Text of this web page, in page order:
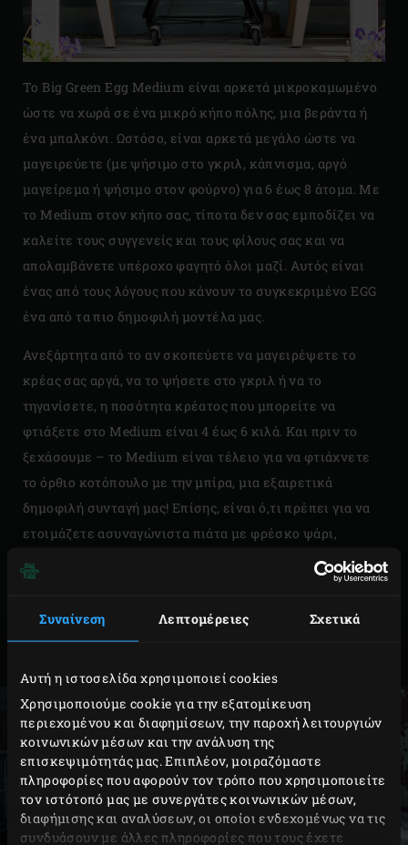
Συναίνεση Λεπτομέρειες Σχετικά
Αυτή η ιστοσελίδα χρησιμοποιεί cookies
Χρησιμοποιούμε cookie για την εξατομίκευση
περιεχομένου και διαφημίσεων, την παροχή λειτουργιών
κοινωνικών μέσων και την ανάλυση της
επισκεψιμότητάς μας. Επιπλέον, μοιραζόμαστε
πληροφορίες που αφορούν τον τρόπο που χρησιμοποιείτε
τον ιστότοπό μας με συνεργάτες κοινωνικών μέσων,
διαφήμισης και αναλύσεων, οι οποίοι ενδεχομένως να τις
συνδυάσουν με άλλες πληροφορίες που τους έχετε
Το Big Green Egg Medium είναι αρκετά μικροκαμωμένο
ώστε να χωρά σε ένα μικρό κήπο πόλης, μια βεράντα ή
ένα μπαλκόνι. Ωστόσο, είναι αρκετά μεγάλο ώστε να
μαγειρεύετε (με ψήσιμο στο γκριλ, κάπνισμα, αργό
μαγείρεμα ή ψήσιμο στον φούρνο) για 6 έως 8 άτομα. Με
το Medium στον κήπο σας, τίποτα δεν σας εμποδίζει να
καλείτε τους συγγενείς και τους φίλους σας και να
απολαμβάνετε υπέροχο φαγητό όλοι μαζί. Αυτός είναι
ένας από τους λόγους που κάνουν το συγκεκριμένο EGG
ένα από τα πιο δημοφιλή μοντέλα μας.
Ανεξάρτητα από το αν σκοπεύετε να μαγειρέψετε το
κρέας σας αργά, να το ψήσετε στο γκριλ ή να το
τηγανίσετε, η ποσότητα κρέατος που μπορείτε να
φτιάξετε στο Medium είναι 4 έως 6 κιλά. Και πριν το
ξεχάσουμε – το Medium είναι τέλειο για να φτιάχνετε
το όρθιο κοτόπουλο με την μπίρα, μια εξαιρετικά
δημοφιλή συνταγή μας! Επίσης, είναι ό,τι πρέπει για να
ετοιμάζετε ασυναγώνιστα πιάτα με φρέσκο ψάρι,
θαλασσινά ή λαχανικά. Με το αντίστοιχο convEGGtor και
την κατάλληλη πέτρα ψησίματος, το Big Green Egg
Medium μετατρέπεται αμέσως σε φούρνο που ψήνει τις